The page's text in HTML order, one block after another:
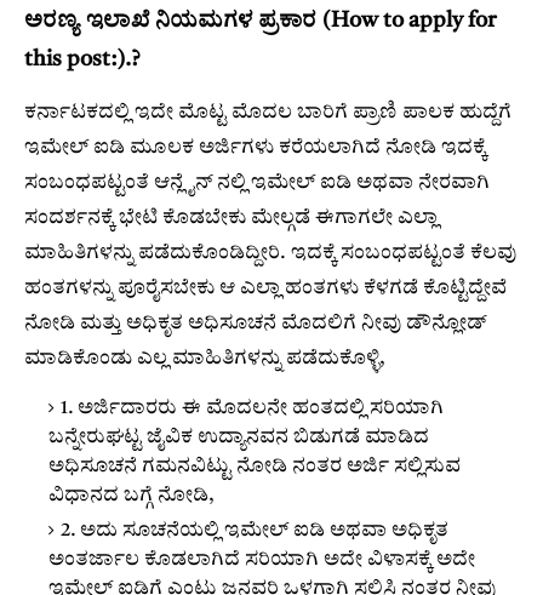
ಅರಣ್ಯ ಇಲಾಖೆ ನಿಯಮಗಳ ಪ್ರಕಾರ (How to apply for
this post:).?
ಕರ್ನಾಟಕದಲ್ಲಿ ಇದೇ ಮೊಟ್ಟ ಮೊದಲ ಬಾರಿಗೆ ಪ್ರಾಣಿ ಪಾಲಕ ಹುದ್ದೆಗೆ
ಇಮೇಲ್ ಐಡಿ ಮೂಲಕ ಅರ್ಜಿಗಳು ಕರೆಯಲಾಗಿದೆ ನೋಡಿ ಇದಕ್ಕೆ
ಸಂಬಂಧಪಟ್ಟಂತೆ ಆನ್ಲೈನ್ ನಲ್ಲಿ ಇಮೇಲ್ ಐಡಿ ಅಥವಾ ನೇರವಾಗಿ
ಸಂದರ್ಶನಕ್ಕೆ ಭೇಟಿ ಕೊಡಬೇಕು ಮೇಲ್ಗಡೆ ಈಗಾಗಲೇ ಎಲ್ಲಾ
ಮಾಹಿತಿಗಳನ್ನು ಪಡೆದುಕೊಂಡಿದ್ದೀರಿ. ಇದಕ್ಕೆ ಸಂಬಂಧಪಟ್ಟಂತೆ ಕೆಲವು
ಹಂತಗಳನ್ನು ಪೂರೈಸಬೇಕು ಆ ಎಲ್ಲಾ ಹಂತಗಳು ಕೆಳಗಡೆ ಕೊಟ್ಟಿದ್ದೇವೆ
ನೋಡಿ ಮತ್ತು ಅಧಿಕೃತ ಅಧಿಸೂಚನೆ ಮೊದಲಿಗೆ ನೀವು ಡೌನ್ಲೋಡ್
ಮಾಡಿಕೊಂಡು ಎಲ್ಲ ಮಾಹಿತಿಗಳನ್ನು ಪಡೆದುಕೊಳ್ಳಿ,
1. ಅರ್ಜಿದಾರರು ಈ ಮೊದಲನೇ ಹಂತದಲ್ಲಿ ಸರಿಯಾಗಿ
ಬನ್ನೇರುಘಟ್ಟ ಜೈವಿಕ ಉದ್ಯಾನವನ ಬಿಡುಗಡೆ ಮಾಡಿದ
ಅಧಿಸೂಚನೆ ಗಮನವಿಟ್ಟು ನೋಡಿ ನಂತರ ಅರ್ಜಿ ಸಲ್ಲಿಸುವ
ವಿಧಾನದ ಬಗ್ಗೆ ನೋಡಿ,
2. ಅದು ಸೂಚನೆಯಲ್ಲಿ ಇಮೇಲ್ ಐಡಿ ಅಥವಾ ಅಧಿಕೃತ
ಅಂತರ್ಜಾಲ ಕೊಡಲಾಗಿದೆ ಸರಿಯಾಗಿ ಅದೇ ವಿಳಾಸಕ್ಕೆ ಅದೇ
ಇಮೇಲ್ ಐಡಿಗೆ ಎಂಟು ಜನವರಿ ಒಳಗಾಗಿ ಸಲ್ಲಿಸಿ ನಂತರ ನೀವು